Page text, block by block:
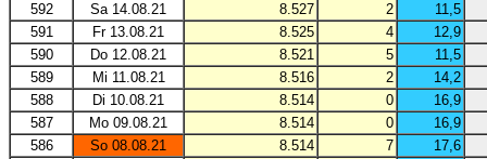
592
Sa 14.08.21 8.527 2
11,5
591
Fr 13.08.21 8.525 4
12,9
590
Do 12.08.21 8.521 5
11,5
589
Mi 11.08.21 8.516 2
14,2
588
Di 10.08.21 8.514 0
16,9
587
Mo 09.08.21 8.514 0
16,9
586
So 08.08.21 8.514 7
17,6